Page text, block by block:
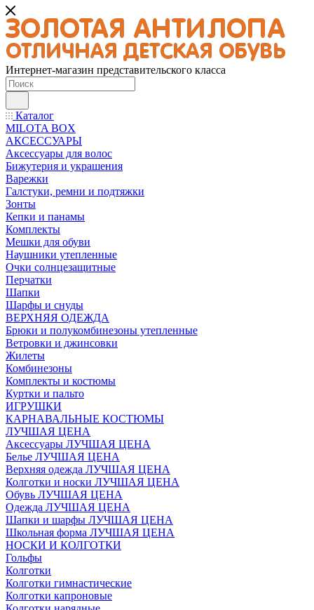
Интернет-магазин представительского класса
Каталог
MILOTA BOX
АКСЕССУАРЫ
Аксессуары для волос
Бижутерия и украшения
Варежки
Галстуки, ремни и подтяжки
Зонты
Кепки и панамы
Комплекты
Мешки для обуви
Наушники утепленные
Очки солнцезащитные
Перчатки
Шапки
Шарфы и снуды
ВЕРХНЯЯ ОДЕЖДА
Брюки и полукомбинезоны утепленные
Ветровки и джинсовки
Жилеты
Комбинезоны
Комплекты и костюмы
Куртки и пальто
ИГРУШКИ
КАРНАВАЛЬНЫЕ КОСТЮМЫ
ЛУЧШАЯ ЦЕНА
Аксессуары ЛУЧШАЯ ЦЕНА
Белье ЛУЧШАЯ ЦЕНА
Верхняя одежда ЛУЧШАЯ ЦЕНА
Колготки и носки ЛУЧШАЯ ЦЕНА
Обувь ЛУЧШАЯ ЦЕНА
Одежда ЛУЧШАЯ ЦЕНА
Шапки и шарфы ЛУЧШАЯ ЦЕНА
Школьная форма ЛУЧШАЯ ЦЕНА
НОСКИ И КОЛГОТКИ
Гольфы
Колготки
Колготки гимнастические
Колготки капроновые